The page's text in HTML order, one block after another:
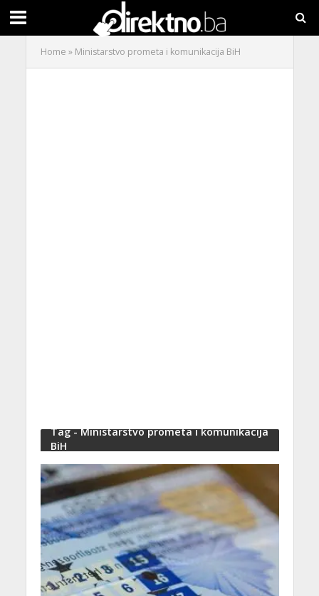
Home » Ministarstvo prometa i komunikacija BiH
Tag - Ministarstvo prometa i komunikacija
BiH